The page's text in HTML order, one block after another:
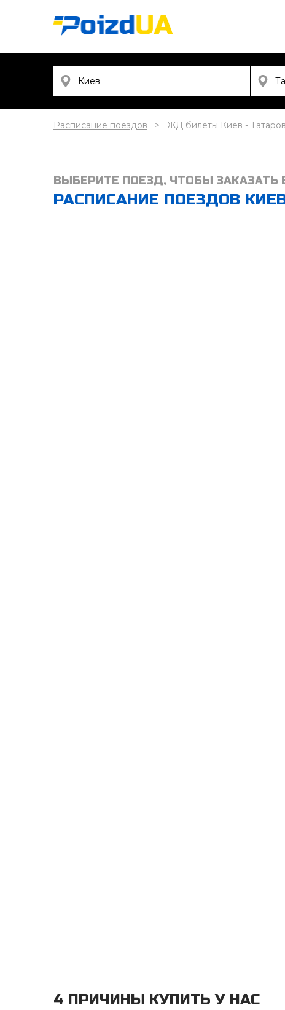
Расписание поездов ЖД билеты Киев - Татаров
ВЫБЕРИТЕ ПОЕЗД, ЧТОБЫ ЗАКАЗАТЬ
РАСПИСАНИЕ ПОЕЗДОВ
4 ПРИЧИНЫ КУПИТЬ У НАС